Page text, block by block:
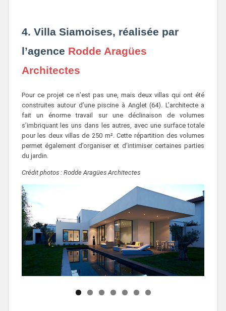
4. Villa Siamoises, réalisée par
l’agence Rodde Aragües
Architectes
Pour ce projet ce n’est pas une, mais deux villas qui ont été
construites autour d’une piscine à Anglet (64). L’architecte a
fait un énorme travail sur une déclinaison de volumes
s’imbriquant les uns dans les autres, avec une surface totale
pour les deux villas de 250 m². Cette répartition des volumes
permet également d’organiser et d’intimiser certaines parties
du jardin.
Crédit photos : Rodde Aragües Architectes